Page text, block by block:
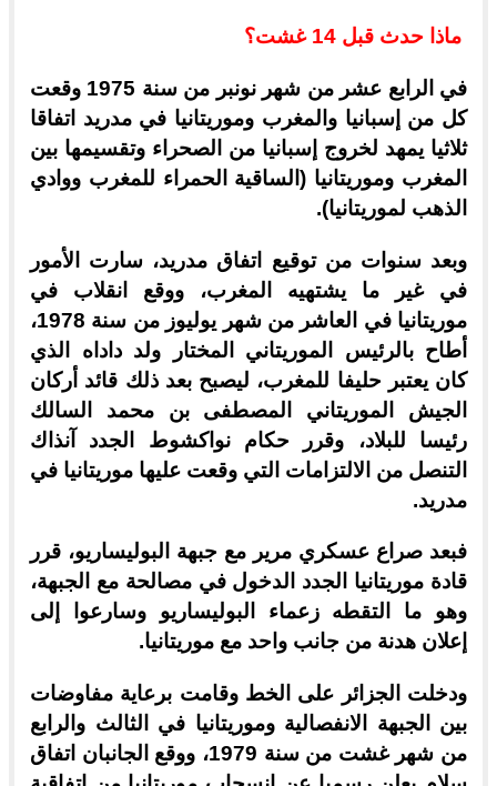
ماذا حدث قبل 14 غشت؟
في الرابع عشر من شهر نونبر من سنة 1975 وقعت
كل من إسبانيا والمغرب وموريتانيا في مدريد اتفاقا
ثلاثيا يمهد لخروج إسبانيا من الصحراء وتقسيمها بين
المغرب وموريتانيا (الساقية الحمراء للمغرب ووادي
الذهب لموريتانيا).
وبعد سنوات من توقيع اتفاق مدريد، سارت الأمور
في غير ما يشتهيه المغرب، ووقع انقلاب في
موريتانيا في العاشر من شهر يوليوز من سنة 1978،
أطاح بالرئيس الموريتاني المختار ولد داداه الذي
كان يعتبر حليفا للمغرب، ليصبح بعد ذلك قائد أركان
الجيش الموريتاني المصطفى بن محمد السالك
رئيسا للبلاد، وقرر حكام نواكشوط الجدد آنذاك
التنصل من الالتزامات التي وقعت عليها موريتانيا في
مدريد.
فبعد صراع عسكري مرير مع جبهة البوليساريو، قرر
قادة موريتانيا الجدد الدخول في مصالحة مع الجبهة،
وهو ما التقطه زعماء البوليساريو وسارعوا إلى
إعلان هدنة من جانب واحد مع موريتانيا.
ودخلت الجزائر على الخط وقامت برعاية مفاوضات
بين الجبهة الانفصالية وموريتانيا في الثالث والرابع
من شهر غشت من سنة 1979، ووقع الجانبان اتفاق